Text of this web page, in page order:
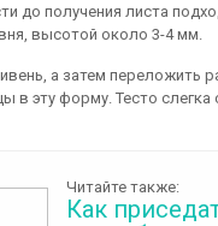
до получения листа
высотой около 3-4 мм.
а затем переложить
в эту форму. Тесто
Читайте также:
Как